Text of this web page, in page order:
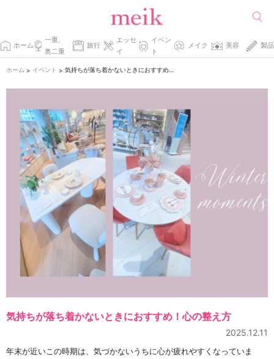
ホーム
一重、
奥二重
旅行
エッセ
イ
イベン
ト
メイク 美容 製品
ホーム > イベント > 気持ちが落ち着かないときにおすすめ！心の整え方
気持ちが落ち着かないときにおすすめ！心の整え方
2025.12.11
年末が近いこの時期は、気づかないうちに心が疲れやすくなっていま